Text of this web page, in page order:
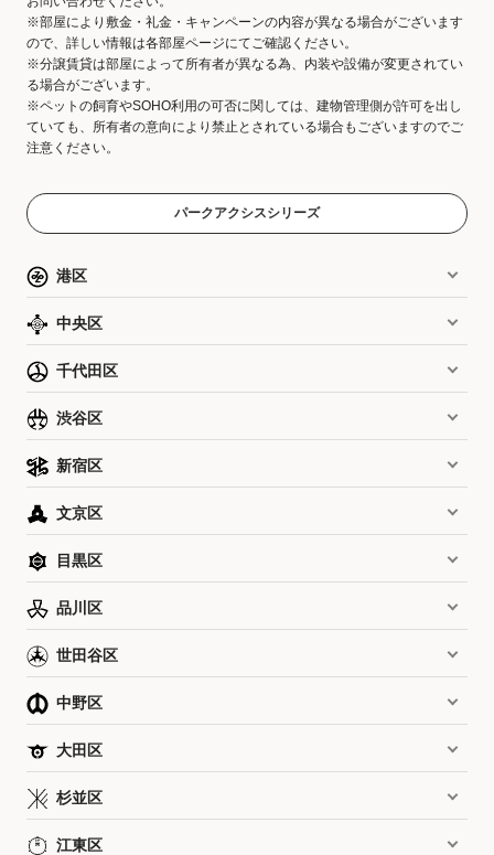
※部屋により敷金・礼金・キャンペーンの内容が異なる場合がございます
ので、詳しい情報は各部屋ページにてご確認ください。
※分譲賃貸は部屋によって所有者が異なる為、内装や設備が変更されてい
る場合がございます。
※ペットの飼育やSOHO利用の可否に関しては、建物管理側が許可を出し
ていても、所有者の意向により禁止とされている場合もございますのでご
注意ください。
パークアクシスシリーズ
港区
中央区
千代田区
渋谷区
新宿区
文京区
目黒区
品川区
世田谷区
中野区
大田区
杉並区
江東区